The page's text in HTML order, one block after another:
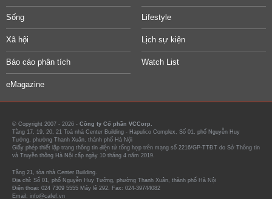
Sống Lifestyle
Xã hội Lịch sự kiện
Báo cáo phân tích Watch List
eMagazine
© Copyright 2007 - 2026 - Công ty Cổ phần VCCorp.
Tầng 17, 19, 20, 21 Toà nhà Center Building - Hapulico Complex, Số 01, phố Nguyễn Huy
Tưởng, phường Thanh Xuân, thành phố Hà Nội
Giấy phép thiết lập trang thông tin điện tử tổng hợp trên mạng số 2216/GP-TTĐT do Sở Thông tin
và Truyền thông Hà Nội cấp ngày 10 tháng 4 năm 2019.
Tầng 21, tòa nhà Center Building.
Địa chỉ: Số 01, phố Nguyễn Huy Tưởng, phường Thanh Xuân, thành phố Hà Nội
Điện thoại: 024 7309 5555 Máy lẻ 292. Fax: 024-39744082
Email: info@cafef.vn